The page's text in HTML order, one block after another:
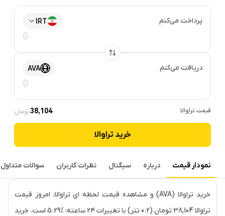
پرداخت می‌کنم IRT
دریافت می‌کنم AVA
قیمت تراوالا 38,104تومان
خرید تراوالا
نمودار قیمت درباره سیگنال نظرات کاربران سوالات متداول
قیمت لحظه‌ایتراوالا
خرید تراوالا (AVA) و مشاهده قیمت لحظه ای تراوالا: امروز قیمت
تراوالا 38,104 تومان (0.2 تتر) با تغییرات ۲۴ ساعته: ‎5.29% است. خرید